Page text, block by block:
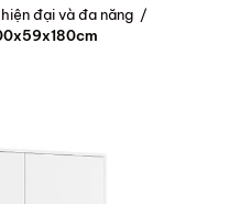
đại và đa năng /